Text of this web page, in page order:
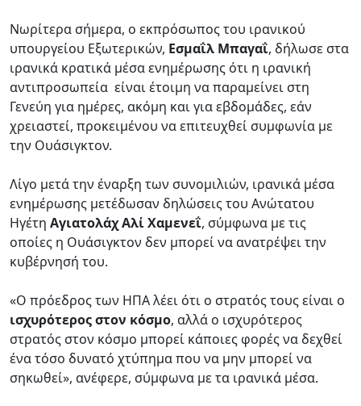
Νωρίτερα σήμερα, ο εκπρόσωπος του ιρανικού
υπουργείου Εξωτερικών, Εσμαΐλ Μπαγαΐ, δήλωσε στα
ιρανικά κρατικά μέσα ενημέρωσης ότι η ιρανική
αντιπροσωπεία είναι έτοιμη να παραμείνει στη
Γενεύη για ημέρες, ακόμη και για εβδομάδες, εάν
χρειαστεί, προκειμένου να επιτευχθεί συμφωνία με
την Ουάσιγκτον.
Λίγο μετά την έναρξη των συνομιλιών, ιρανικά μέσα
ενημέρωσης μετέδωσαν δηλώσεις του Ανώτατου
Ηγέτη Αγιατολάχ Αλί Χαμενεΐ, σύμφωνα με τις
οποίες η Ουάσιγκτον δεν μπορεί να ανατρέψει την
κυβέρνησή του.
«Ο πρόεδρος των ΗΠΑ λέει ότι ο στρατός τους είναι ο
ισχυρότερος στον κόσμο, αλλά ο ισχυρότερος
στρατός στον κόσμο μπορεί κάποιες φορές να δεχθεί
ένα τόσο δυνατό χτύπημα που να μην μπορεί να
σηκωθεί», ανέφερε, σύμφωνα με τα ιρανικά μέσα.